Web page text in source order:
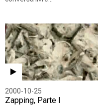
2000-10-25
Zapping, Parte I